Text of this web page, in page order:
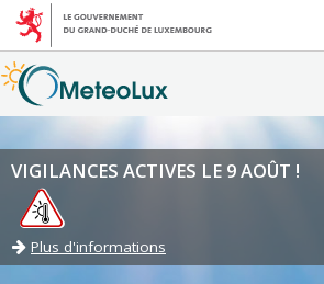
VIGILANCES ACTIVES LE 9 AOÛT !
Plus d'informations